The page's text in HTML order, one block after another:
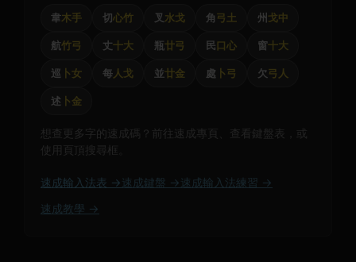
韋木手 切心竹 叉 水戈 角弓土 州 戈中
航竹弓 丈十大 瓶廿弓 民口心 窗十大
巡 卜女 每人戈 並廿金 處 卜弓 欠弓人
述 卜金
想查更多字的速成碼？前往速成專頁、查看鍵盤表，或
使用頁頂搜尋框。
速成輸入法表 → 速成鍵盤 → 速成輸入法練習 →
速成教學 →